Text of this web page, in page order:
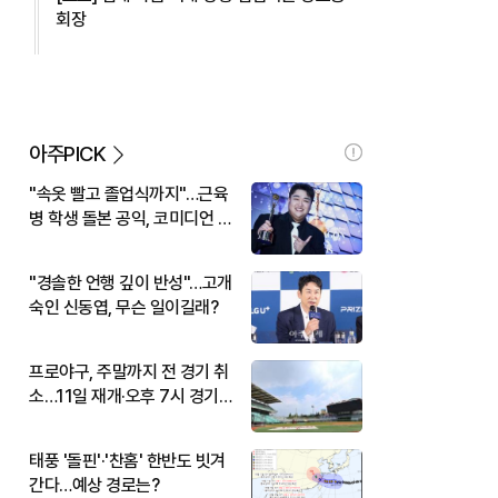
회장
아주PICK
"속옷 빨고 졸업식까지"…근육
병 학생 돌본 공익, 코미디언 김
"경솔한 언행 깊이 반성"…고개
숙인 신동엽, 무슨 일이길래?
프로야구, 주말까지 전 경기 취
소…11일 재개·오후 7시 경기
태풍 '돌핀'·'찬홈' 한반도 빗겨
간다…예상 경로는?